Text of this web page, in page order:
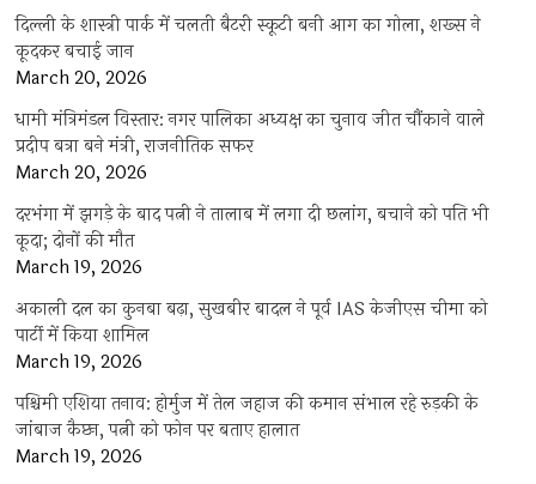
दिल्ली के शास्त्री पार्क में चलती बैटरी स्कूटी बनी आग का गोला, शख्स ने
कूदकर बचाई जान
March 20, 2026
धामी मंत्रिमंडल विस्तार: नगर पालिका अध्यक्ष का चुनाव जीत चौंकाने वाले
प्रदीप बत्रा बने मंत्री, राजनीतिक सफर
March 20, 2026
दरभंगा में झगड़े के बाद पत्नी ने तालाब में लगा दी छलांग, बचाने को पति भी
कूदा; दोनों की मौत
March 19, 2026
अकाली दल का कुनबा बढ़ा, सुखबीर बादल ने पूर्व IAS केजीएस चीमा को
पार्टी में किया शामिल
March 19, 2026
पश्चिमी एशिया तनाव: होर्मुज में तेल जहाज की कमान संभाल रहे रुड़की के
जांबाज कैप्टन, पत्नी को फोन पर बताए हालात
March 19, 2026